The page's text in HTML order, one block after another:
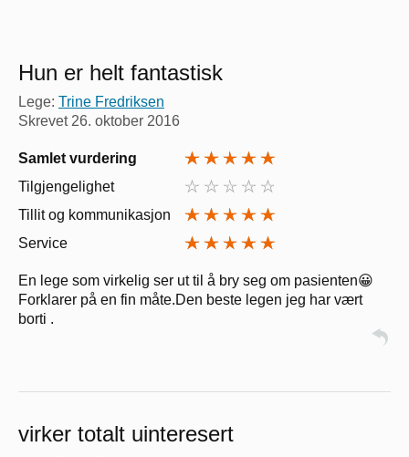
Hun er helt fantastisk
Lege: Trine Fredriksen
Skrevet 26. oktober 2016
Samlet vurdering
Tilgjengelighet
Tillit og kommunikasjon
Service
En lege som virkelig ser ut til å bry seg om pasienten😀
Forklarer på en fin måte.Den beste legen jeg har vært
borti .
virker totalt uinteresert